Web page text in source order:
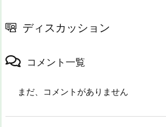
ディスカッション
コメント一覧
まだ、コメントがありません